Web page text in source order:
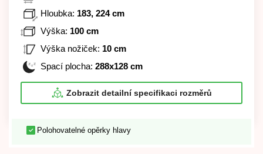
Hloubka: 183, 224 cm
Výška: 100 cm
Výška nožiček: 10 cm
Spací plocha: 288x128 cm
Zobrazit detailní specifikaci rozměrů
Polohovatelné opěrky hlavy